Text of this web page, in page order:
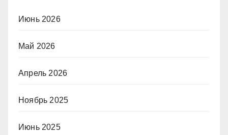
Июнь 2026
Май 2026
Апрель 2026
Ноябрь 2025
Июнь 2025